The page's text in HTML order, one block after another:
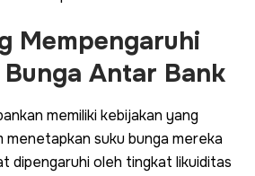
Mempengaruhi
Antar Bank
memiliki kebijakan yang
menetapkan suku bunga mereka
dipengaruhi oleh tingkat likuiditas